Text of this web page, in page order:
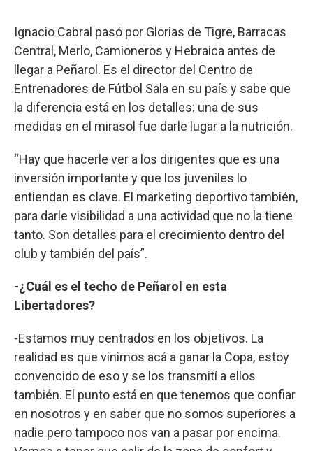
Ignacio Cabral pasó por Glorias de Tigre, Barracas
Central, Merlo, Camioneros y Hebraica antes de
llegar a Peñarol. Es el director del Centro de
Entrenadores de Fútbol Sala en su país y sabe que
la diferencia está en los detalles: una de sus
medidas en el mirasol fue darle lugar a la nutrición.
“Hay que hacerle ver a los dirigentes que es una
inversión importante y que los juveniles lo
entiendan es clave. El marketing deportivo también,
para darle visibilidad a una actividad que no la tiene
tanto. Son detalles para el crecimiento dentro del
club y también del país”.
-¿Cuál es el techo de Peñarol en esta
Libertadores?
-Estamos muy centrados en los objetivos. La
realidad es que vinimos acá a ganar la Copa, estoy
convencido de eso y se los transmití a ellos
también. El punto está en que tenemos que confiar
en nosotros y en saber que no somos superiores a
nadie pero tampoco nos van a pasar por encima.